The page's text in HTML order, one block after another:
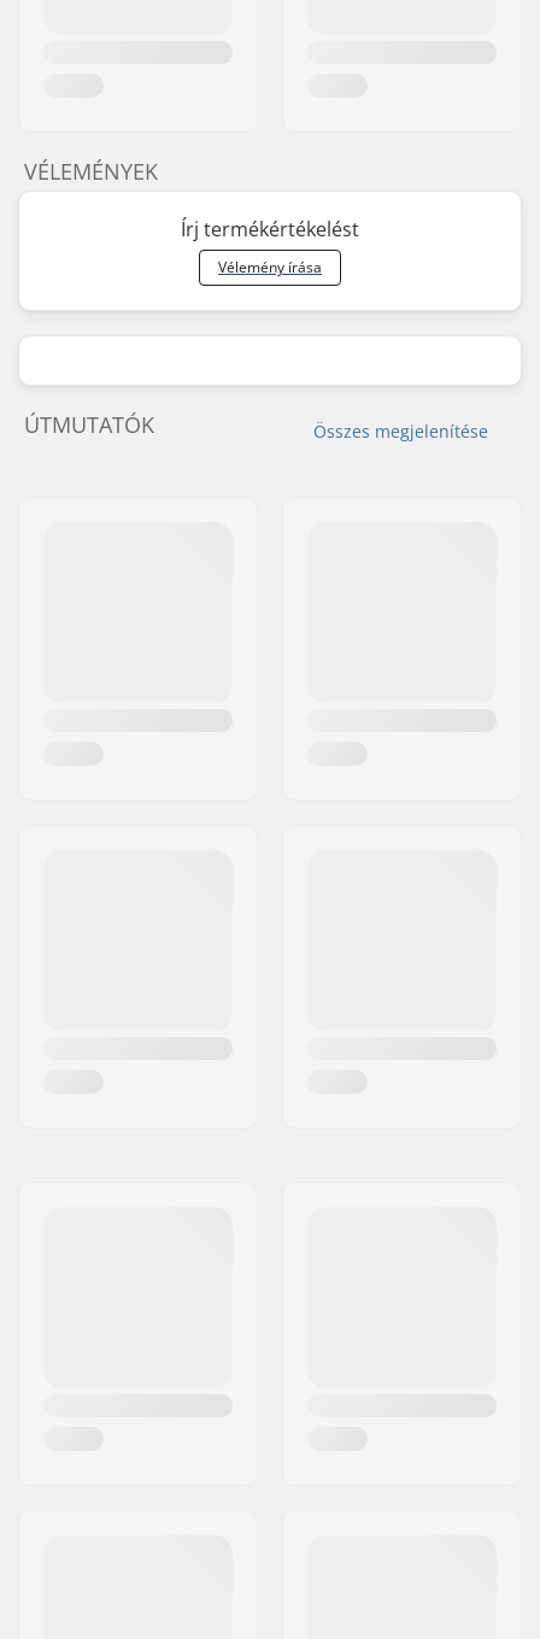
VÉLEMÉNYEK
Írj termékértékelést
Vélemény írása
Összes megjelenítése
ÚTMUTATÓK